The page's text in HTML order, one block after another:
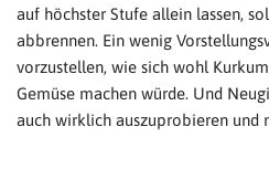
auf höchster Stufe allein lassen,
abbrennen. Ein wenig
vorzustellen, wie sich wohl
Gemüse machen würde. Und
auch wirklich auszuprobieren und